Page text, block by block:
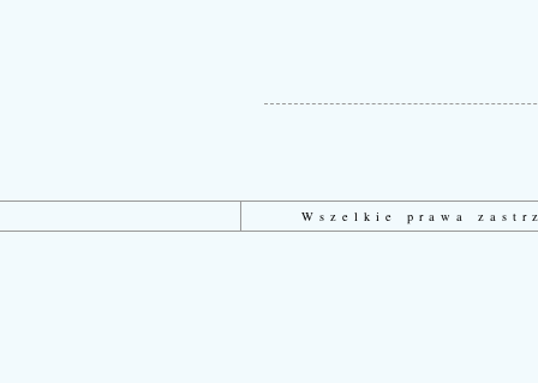
Wszelkie prawa